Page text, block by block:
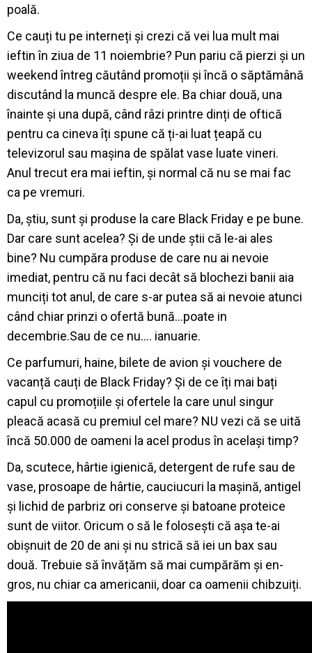
poală.
Ce cauți tu pe interneți și crezi că vei lua mult mai
ieftin în ziua de 11 noiembrie? Pun pariu că pierzi și un
weekend întreg căutând promoții și încă o săptămână
discutând la muncă despre ele. Ba chiar două, una
înainte și una după, când râzi printre dinți de oftică
pentru ca cineva îți spune că ți-ai luat țeapă cu
televizorul sau mașina de spălat vase luate vineri.
Anul trecut era mai ieftin, și normal că nu se mai fac
ca pe vremuri.
Da, știu, sunt și produse la care Black Friday e pe bune.
Dar care sunt acelea? Și de unde știi că le-ai ales
bine? Nu cumpăra produse de care nu ai nevoie
imediat, pentru că nu faci decât să blochezi banii aia
munciți tot anul, de care s-ar putea să ai nevoie atunci
când chiar prinzi o ofertă bună…poate in
decembrie.Sau de ce nu…. ianuarie.
Ce parfumuri, haine, bilete de avion și vouchere de
vacanță cauți de Black Friday? Și de ce îți mai bați
capul cu promoțiile și ofertele la care unul singur
pleacă acasă cu premiul cel mare? NU vezi că se uită
încă 50.000 de oameni la acel produs în același timp?
Da, scutece, hârtie igienică, detergent de rufe sau de
vase, prosoape de hârtie, cauciucuri la mașină, antigel
și lichid de parbriz ori conserve și batoane proteice
sunt de viitor. Oricum o să le folosești că așa te-ai
obișnuit de 20 de ani și nu strică să iei un bax sau
două. Trebuie să învățăm să mai cumpărăm și en-
gros, nu chiar ca americanii, doar ca oamenii chibzuiți.